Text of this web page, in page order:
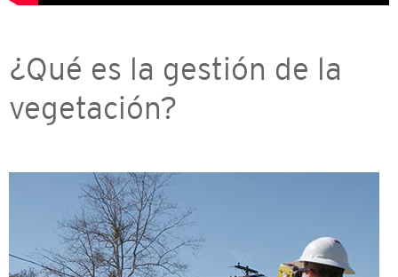
¿Qué es la gestión de la
vegetación?